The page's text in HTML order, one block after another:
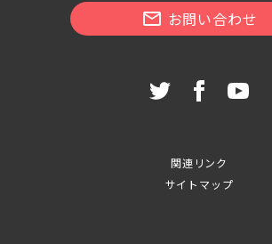
お問い合わせ
関連リンク
サイトマップ